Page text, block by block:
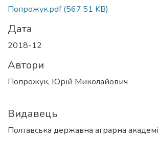
Попрожук.pdf(567.51 KB)
Дата
2018-12
Автори
Попрожук, Юрій Миколайович
Видавець
Полтавська державна аграрна